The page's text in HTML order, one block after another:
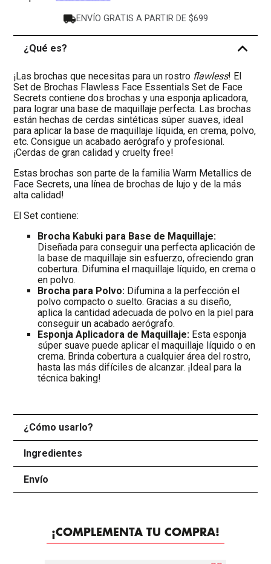
ENVÍO GRATIS A PARTIR DE $699
¿Qué es? -
¡Las brochas que necesitas para un rostro flawless! El
Set de Brochas Flawless Face Essentials Set de Face
Secrets contiene dos brochas y una esponja aplicadora,
para lograr una base de maquillaje perfecta. Las brochas
están hechas de cerdas sintéticas súper suaves, ideal
para aplicar la base de maquillaje líquida, en crema, polvo,
etc. Consigue un acabado aerógrafo y profesional.
¡Cerdas de gran calidad y cruelty free!
Estas brochas son parte de la familia Warm Metallics de
Face Secrets, una línea de brochas de lujo y de la más
alta calidad!
El Set contiene:
Brocha Kabuki para Base de Maquillaje:
Diseñada para conseguir una perfecta aplicación de
la base de maquillaje sin esfuerzo, ofreciendo gran
cobertura. Difumina el maquillaje líquido, en crema o
en polvo.
Brocha para Polvo: Difumina a la perfección el
polvo compacto o suelto. Gracias a su diseño,
aplica la cantidad adecuada de polvo en la piel para
conseguir un acabado aerógrafo.
Esponja Aplicadora de Maquillaje: Esta esponja
súper suave puede aplicar el maquillaje líquido o en
crema. Brinda cobertura a cualquier área del rostro,
hasta las más difíciles de alcanzar. ¡Ideal para la
técnica baking!
¿Cómo usarlo?
Ingredientes
Envío
¡COMPLEMENTA TU COMPRA!